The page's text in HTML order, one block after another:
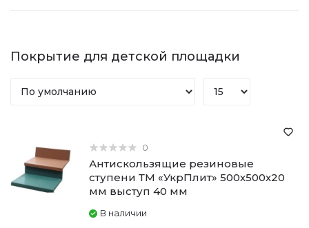
Покрытие для детской площадки
0
Антискользящие резиновые
ступени ТМ «УкрПлит» 500х500х20
мм выступ 40 мм
В наличии